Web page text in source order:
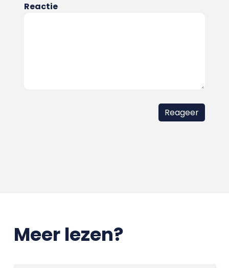
Reactie
Meer lezen?